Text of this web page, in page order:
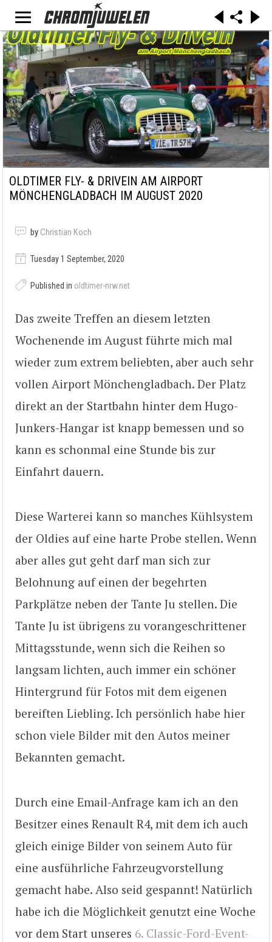
OLDTIMER FLY- & DRIVEIN AM AIRPORT
MÖNCHENGLADBACH IM AUGUST 2020
by Christian Koch
Tuesday 1 September, 2020
Published in oldtimer-nrw.net
Das zweite Treffen an diesem letzten
Wochenende im August führte mich mal
wieder zum extrem beliebten, aber auch sehr
vollen Airport Mönchengladbach. Der Platz
direkt an der Startbahn hinter dem Hugo-
Junkers-Hangar ist knapp bemessen und so
kann es schonmal eine Stunde bis zur
Einfahrt dauern.
Diese Warterei kann so manches Kühlsystem
der Oldies auf eine harte Probe stellen. Wenn
aber alles gut geht darf man sich zur
Belohnung auf einen der begehrten
Parkplätze neben der Tante Ju stellen. Die
Tante Ju ist übrigens zu vorangeschrittener
Mittagsstunde, wenn sich die Reihen so
langsam lichten, auch immer ein schöner
Hintergrund für Fotos mit dem eigenen
bereiften Liebling. Ich persönlich habe hier
schon viele Bilder mit den Autos meiner
Bekannten gemacht.
Durch eine Email-Anfrage kam ich an den
Besitzer eines Renault R4, mit dem ich auch
gleich einige Bilder von seinem Auto für
eine ausführliche Fahrzeugvorstellung
gemacht habe. Also seid gespannt! Natürlich
habe ich die Möglichkeit genutzt eine Woche
vor dem Start unseres 6. Classic-Ford-Event-